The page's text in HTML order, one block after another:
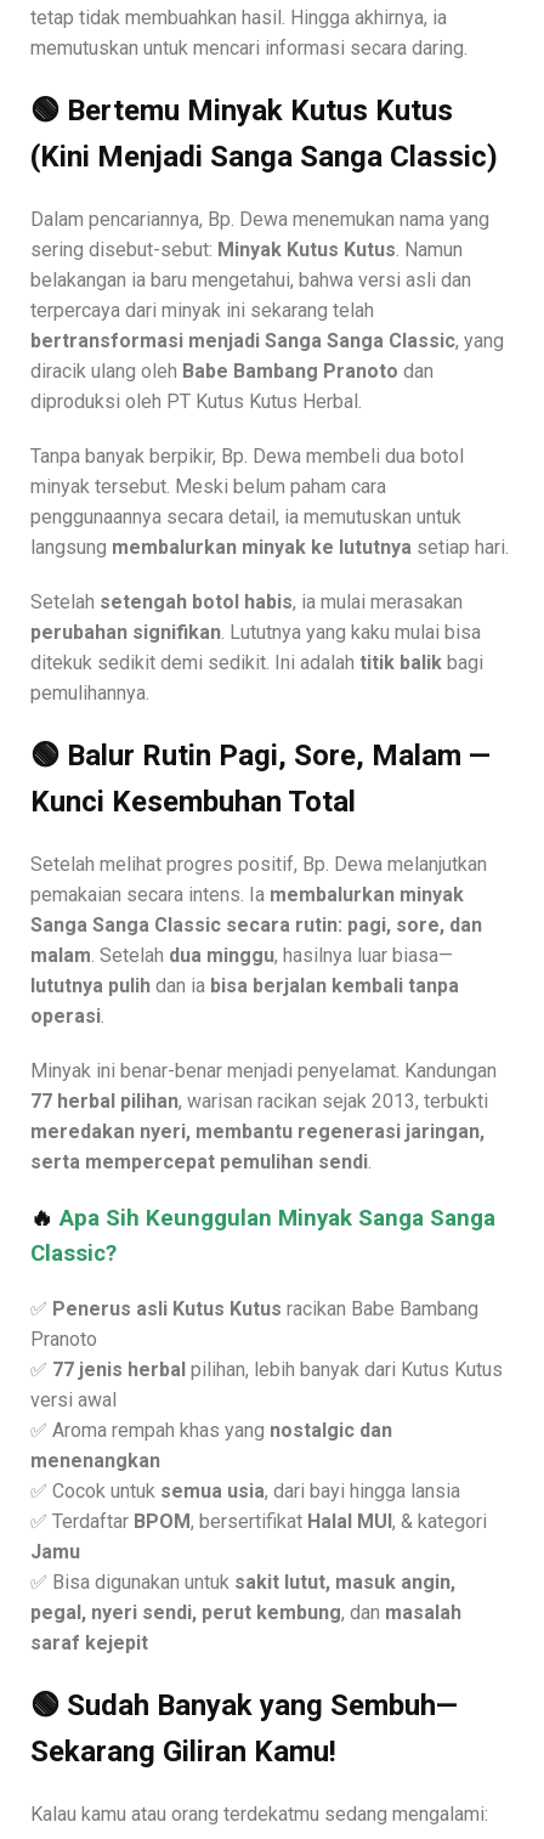
tetap tidak membuahkan hasil. Hingga akhirnya, ia
memutuskan untuk mencari informasi secara daring.
🟢 Bertemu Minyak Kutus Kutus
(Kini Menjadi Sanga Sanga Classic)
Dalam pencariannya, Bp. Dewa menemukan nama yang
sering disebut-sebut: Minyak Kutus Kutus. Namun
belakangan ia baru mengetahui, bahwa versi asli dan
terpercaya dari minyak ini sekarang telah
bertransformasi menjadi Sanga Sanga Classic, yang
diracik ulang oleh Babe Bambang Pranoto dan
diproduksi oleh PT Kutus Kutus Herbal.
Tanpa banyak berpikir, Bp. Dewa membeli dua botol
minyak tersebut. Meski belum paham cara
penggunaannya secara detail, ia memutuskan untuk
langsung membalurkan minyak ke lututnya setiap hari.
Setelah setengah botol habis, ia mulai merasakan
perubahan signifikan. Lututnya yang kaku mulai bisa
ditekuk sedikit demi sedikit. Ini adalah titik balik bagi
pemulihannya.
🟢 Balur Rutin Pagi, Sore, Malam —
Kunci Kesembuhan Total
Setelah melihat progres positif, Bp. Dewa melanjutkan
pemakaian secara intens. Ia membalurkan minyak
Sanga Sanga Classic secara rutin: pagi, sore, dan
malam . Setelah dua minggu, hasilnya luar biasa—
lututnya pulih dan ia bisa berjalan kembali tanpa
operasi
Minyak ini benar-benar menjadi penyelamat. Kandungan
77 herbal pilihan, warisan racikan sejak 2013, terbukti
meredakan nyeri, membantu regenerasi jaringan,
serta mempercepat pemulihan sendi
🔥Apa Sih Keunggulan Minyak Sanga Sanga
Classic?
✅ Penerus asli Kutus Kutus racikan Babe Bambang
Pranoto
✅ 77 jenis herbal pilihan, lebih banyak dari Kutus Kutus
versi awal
✅ Aroma rempah khas yang nostalgic dan
menenangkan
✅ Cocok untuk semua usia, dari bayi hingga lansia
✅ Terdaftar BPOM, bersertifikat Halal MUI , & kategori
Jamu
✅ Bisa digunakan untuk sakit lutut, masuk angin,
pegal, nyeri sendi, perut kembung, dan masalah
saraf kejepit
🟢 Sudah Banyak yang Sembuh—
Sekarang Giliran Kamu!
Kalau kamu atau orang terdekatmu sedang mengalami: